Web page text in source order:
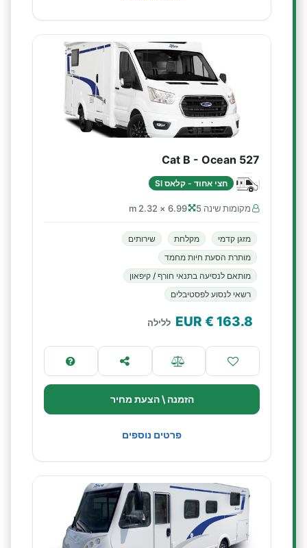
Cat B - Ocean 527
חצי אחוד - קלאס SI
מקומות שינה 5 6.99 × 2.32 m
מזגן קדמי מקלחת
שירותים
מותרת הסעת חיות מחמד
מותאם לנסיעה בתנאי חורף / קיפאון
רשאי לנסוע לפסטיבלים
163.8
€ EUR ללילה
הזמנה \ הצעת מחיר
פרטים נוספים